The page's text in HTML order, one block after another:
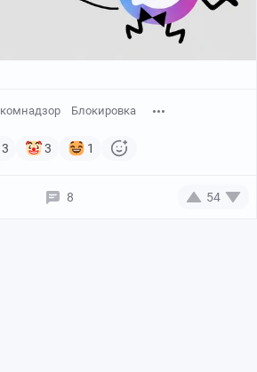
Блокировка
3 3 1
8 54